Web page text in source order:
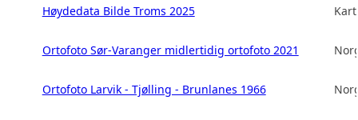
Høydedata Bilde Troms 2025
Ortofoto Sør-Varanger midlertidig ortofoto 2021
Ortofoto Larvik - Tjølling - Brunlanes 1966